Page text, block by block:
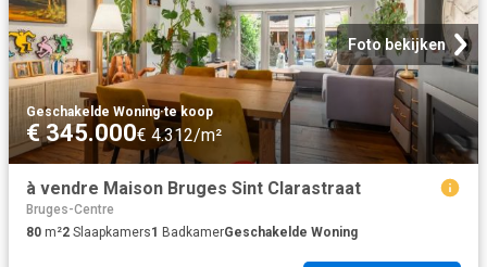
Foto bekijken
Geschakelde Woning·te koop
€ 345.000€ 4.312/m²
à vendre Maison Bruges Sint Clarastraat
Bruges-Centre
80 m²2 Slaapkamers1 BadkamerGeschakelde Woning